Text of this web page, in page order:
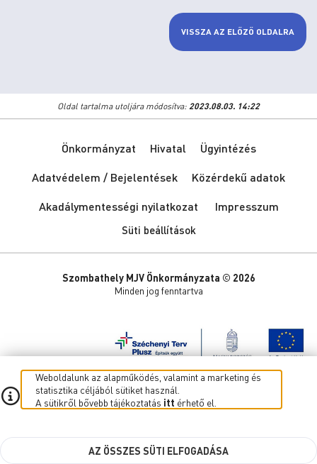
VISSZA AZ ELŐZŐ OLDALRA
Oldal tartalma utoljára módosítva: 2023.08.03. 14:22
Önkormányzat Hivatal
Ügyintézés
Adatvédelem / Bejelentések
Közérdekű adatok
Akadálymentességi nyilatkozat
Impresszum
Süti beállítások
Szombathely MJV Önkormányzata © 2026
Minden jog fenntartva
Weboldalunk az alapműködés, valamint a marketing és
statisztika céljából sütiket használ.
A sütikről bővebb tájékoztatás itt érhető el.
AZ ÖSSZES SÜTI ELFOGADÁSA